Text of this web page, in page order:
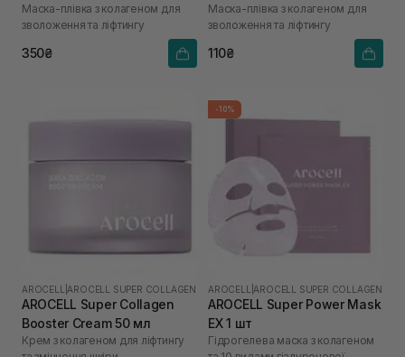
Маска-плівка з колагеном для
зволоження та ліфтингу
350₴
Маска-плівка з колагеном для
зволоження та ліфтингу
110₴
AROCELL AROCELL SUPER COLLAGEN
AROCELL Super Collagen
Booster Cream 50 мл
Крем з колагеном для ліфтингу
-10%
AROCELL AROCELL SUPER COLLAGEN
AROCELL Super Power Mask
EX 1 шт
Гідрогелева маска з колагеном